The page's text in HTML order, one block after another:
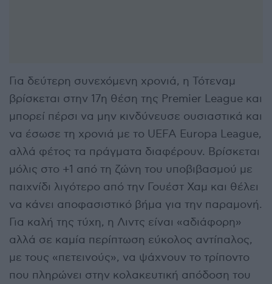
Για δεύτερη συνεχόμενη χρονιά, η Τότεναμ
βρίσκεται στην 17η θέση της Premier League και
μπορεί πέρσι να μην κινδύνευσε ουσιαστικά και
να έσωσε τη χρονιά με το UEFA Europa League,
αλλά φέτος τα πράγματα διαφέρουν. Βρίσκεται
μόλις στο +1 από τη ζώνη του υποβιβασμού με
παιχνίδι λιγότερο από την Γουέστ Χαμ και θέλει
να κάνει αποφασιστικό βήμα για την παραμονή.
Για καλή της τύχη, η Λιντς είναι «αδιάφορη»
αλλά σε καμία περίπτωση εύκολος αντίπαλος,
με τους «πετεινούς», να ψάχνουν το τρίποντο
που πληρώνει στην κολακευτική απόδοση του